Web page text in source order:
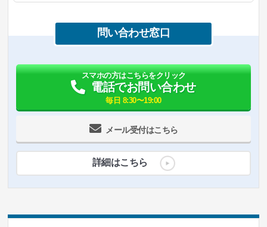
問い合わせ窓口
メール受付はこちら
スマホの方はこちらをクリック
電話でお問い合わせ
毎日 8:30〜19:00
詳細はこちら